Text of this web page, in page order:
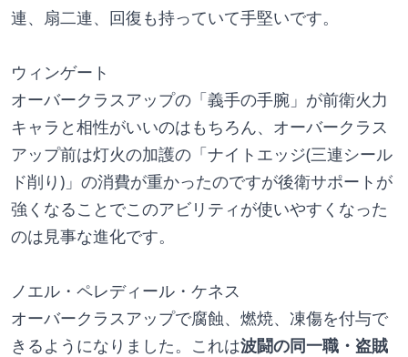
連、扇二連、回復も持っていて手堅いです。
ウィンゲート
オーバークラスアップの「義手の手腕」が前衛火力
キャラと相性がいいのはもちろん、オーバークラス
アップ前は灯火の加護の「ナイトエッジ(三連シール
ド削り)」の消費が重かったのですが後衛サポートが
強くなることでこのアビリティが使いやすくなった
のは見事な進化です。
ノエル・ペレディール・ケネス
オーバークラスアップで腐蝕、燃焼、凍傷を付与で
きるようになりました。これは波闘の同一職・盗賊